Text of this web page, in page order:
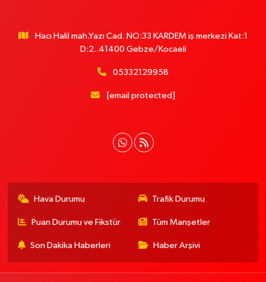
Hacı Halil mah.Yazı Cad. NO:33 KARDEM iş merkezi Kat:1
D:2..41400 Gebze/Kocaeli
05332129958
[email protected]
Hava Durumu Trafik Durumu
Puan Durumu ve Fikstür Tüm Manşetler
Son Dakika Haberleri Haber Arşivi